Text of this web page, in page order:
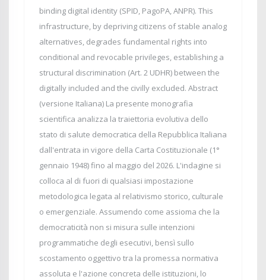
binding digital identity (SPID, PagoPA, ANPR). This
infrastructure, by depriving citizens of stable analog
alternatives, degrades fundamental rights into
conditional and revocable privileges, establishing a
structural discrimination (Art. 2 UDHR) between the
digitally included and the civilly excluded. Abstract
(versione Italiana) La presente monografia
scientifica analizza la traiettoria evolutiva dello
stato di salute democratica della Repubblica Italiana
dall'entrata in vigore della Carta Costituzionale (1°
gennaio 1948) fino al maggio del 2026. L'indagine si
colloca al di fuori di qualsiasi impostazione
metodologica legata al relativismo storico, culturale
o emergenziale. Assumendo come assioma che la
democraticità non si misura sulle intenzioni
programmatiche degli esecutivi, bensì sullo
scostamento oggettivo tra la promessa normativa
assoluta e l'azione concreta delle istituzioni, lo